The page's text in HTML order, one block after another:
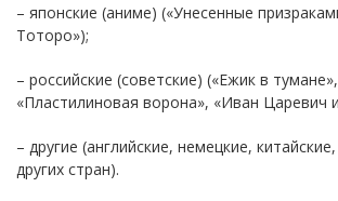
– японские (аниме) («Унесенные
Тоторо»);
– российские (советские) («Ежик в
«Пластилиновая ворона», «Иван Царевич
– другие (английские, немецкие,
других стран).